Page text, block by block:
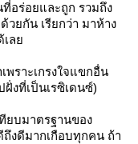
อร่อยและถูก รวมถึง
ยกัน เรียกว่า มาห้าง
เล
พราะเกรงใจแขกอื่น
งที่เป็นเรซิเดนซ์)
ยบมาตรฐานของ
งดีมากเกือบทุกคน ถ้า